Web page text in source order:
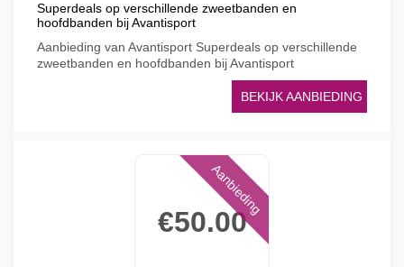
Superdeals op verschillende zweetbanden en
hoofdbanden bij Avantisport
Aanbieding van Avantisport Superdeals op verschillende
zweetbanden en hoofdbanden bij Avantisport
BEKIJK AANBIEDING
€50.00
Aanbieding